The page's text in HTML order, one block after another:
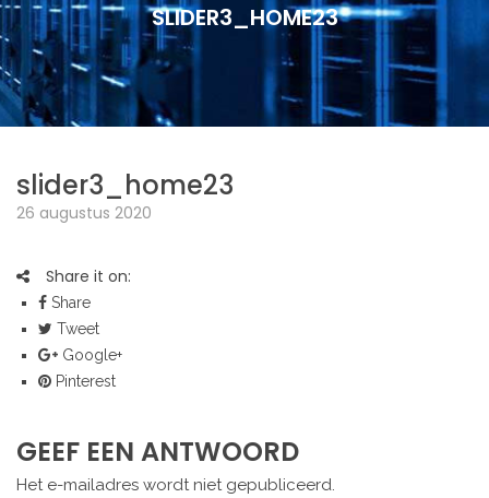
SLIDER3_HOME23
slider3_home23
26 augustus 2020
Share it on:
Share
Tweet
Google+
Pinterest
GEEF EEN ANTWOORD
Het e-mailadres wordt niet gepubliceerd.